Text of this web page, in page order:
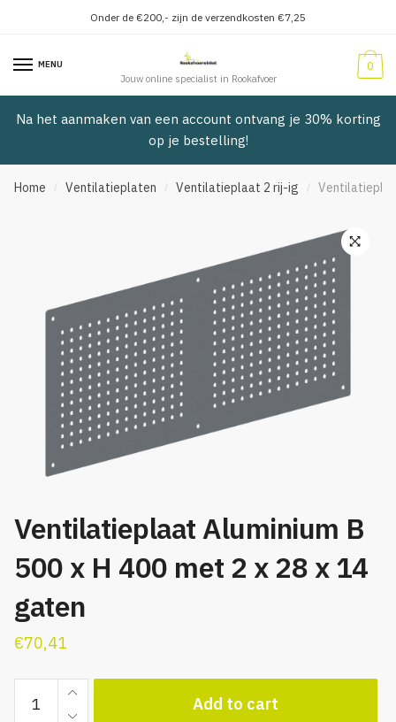
navigatie
inhoud
Onder de €200,- zijn de verzendkosten €7,25
MENU
Jouw online specialist in Rookafvoer
0
Na het aanmaken van een account ontvang je 30% korting
op je bestelling!
Home / Ventilatieplaten / Ventilatieplaat 2 rij-ig /
Ventilatieplaat Aluminium B
500 x H 400 met 2 x 28 x 14
gaten
€70,41
Ventilatieplaat
Aluminium
Add to cart